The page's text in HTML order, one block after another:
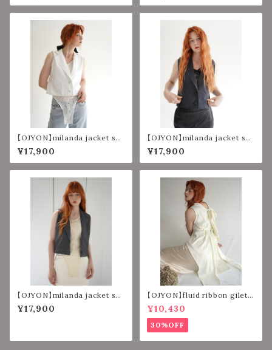
【OJYON】milanda jacket set
【WHITE】
¥17,900
【OJYON】milanda jacket set
【BLACK】
¥17,900
【OJYON】milanda jacket set
【CHACORL】
¥17,900
【OJYON】fluid ribbon gilet
【IVORY】
¥10,430
30%OFF